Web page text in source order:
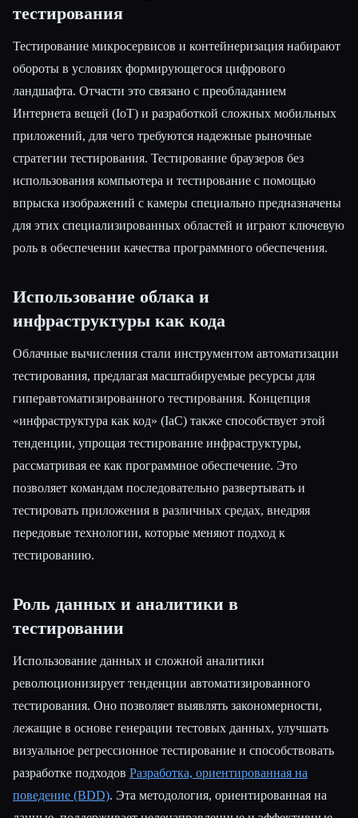
тестирования
Тестирование микросервисов и контейнеризация набирают
обороты в условиях формирующегося цифрового
ландшафта. Отчасти это связано с преобладанием
Интернета вещей (IoT) и разработкой сложных мобильных
приложений, для чего требуются надежные рыночные
стратегии тестирования. Тестирование браузеров без
использования компьютера и тестирование с помощью
впрыска изображений с камеры специально предназначены
для этих специализированных областей и играют ключевую
роль в обеспечении качества программного обеспечения.
Использование облака и
инфраструктуры как кода
Облачные вычисления стали инструментом автоматизации
тестирования, предлагая масштабируемые ресурсы для
гиперавтоматизированного тестирования. Концепция
«инфраструктура как код» (IaC) также способствует этой
тенденции, упрощая тестирование инфраструктуры,
рассматривая ее как программное обеспечение. Это
позволяет командам последовательно развертывать и
тестировать приложения в различных средах, внедряя
передовые технологии, которые меняют подход к
тестированию.
Роль данных и аналитики в
тестировании
Использование данных и сложной аналитики
революционизирует тенденции автоматизированного
тестирования. Оно позволяет выявлять закономерности,
лежащие в основе генерации тестовых данных, улучшать
визуальное регрессионное тестирование и способствовать
разработке подходов Разработка, ориентированная на
поведение (BDD). Эта методология, ориентированная на